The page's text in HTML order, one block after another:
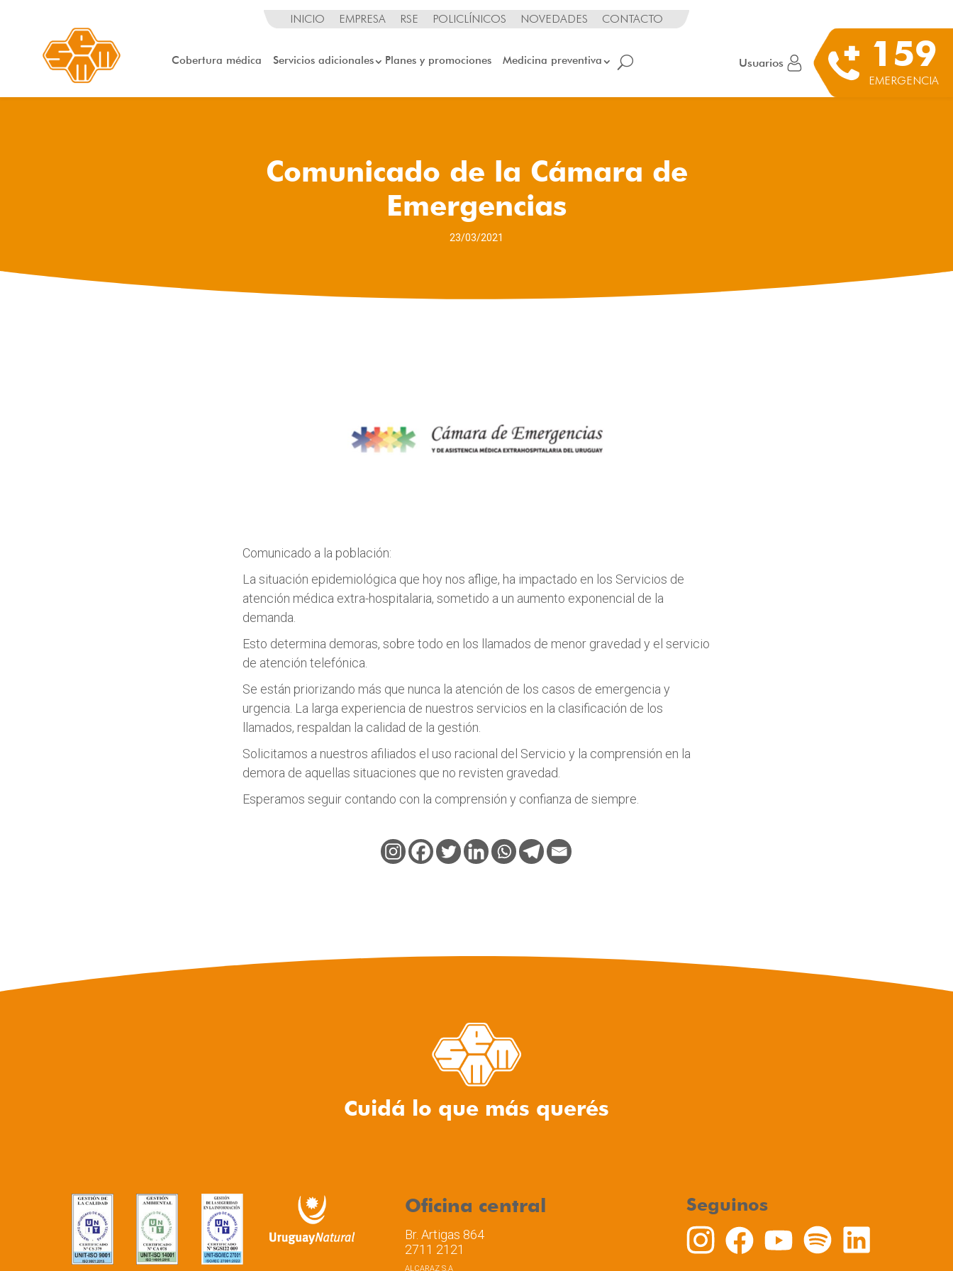
INICIO EMPRESA RSE POLICLÍNICOS NOVEDADES CONTACTO
Cobertura médica Servicios adicionales Planes y promociones Medicina preventiva Usuarios 159
EMERGENCIA
Comunicado de la Cámara de
Emergencias
23/03/2021
Comunicado a la población:
La situación epidemiológica que hoy nos aflige, ha impactado en los Servicios de
atención médica extra-hospitalaria, sometido a un aumento exponencial de la
demanda.
Esto determina demoras, sobre todo en los llamados de menor gravedad y el servicio
de atención telefónica.
Se están priorizando más que nunca la atención de los casos de emergencia y
urgencia. La larga experiencia de nuestros servicios en la clasificación de los
llamados, respaldan la calidad de la gestión.
Solicitamos a nuestros afiliados el uso racional del Servicio y la comprensión en la
demora de aquellas situaciones que no revisten gravedad.
Esperamos seguir contando con la comprensión y confianza de siempre.
Cuidá lo que más querés
Oficina central
Br. Artigas 864
2711 2121
ALCARAZ S.A
Seguinos